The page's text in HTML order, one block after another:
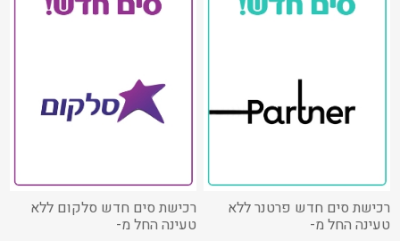
רכישת סים חדש פרטנר ללא
טעינה החל מ-
רכישת סים חדש סלקום ללא
טעינה החל מ-